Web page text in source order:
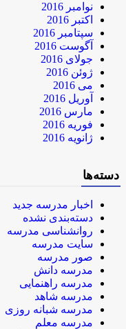
نوامبر 2016
اکتبر 2016
سپتامبر 2016
آگوست 2016
جولای 2016
ژوئن 2016
می 2016
آوریل 2016
مارس 2016
فوریه 2016
ژانویه 2016
دسته‌ها
اخبار مدرسه جدید
دسته‌بندی نشده
روانشناسی مدرسه
سایت مدرسه
صور مدرسه
مدرسه دانش
مدرسه راهنمایی
مدرسه شاهد
مدرسه شبانه روزی
مدرسه معلم